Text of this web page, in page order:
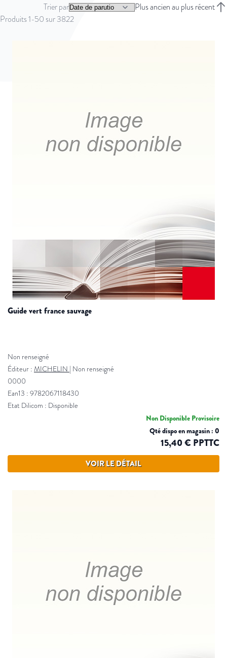
Produits1-50 sur3822
Trier par
Plus ancien au plus récent
guide vert france sauvage
Non renseigné
Éditeur : MICHELIN | Non renseigné
0000
Ean13 : 9782067118430
Etat Dilicom : Disponible
Non Disponible Provisoire
Qté dispo en magasin : 0
15,40 € PPTTC
VOIR LE DÉTAIL